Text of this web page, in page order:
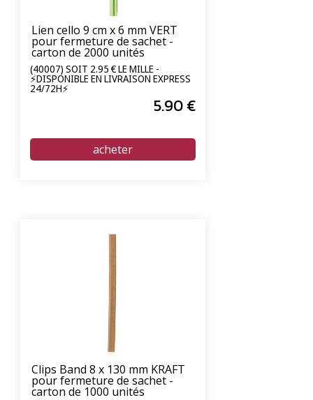
Lien cello 9 cm x 6 mm VERT
pour fermeture de sachet -
carton de 2000 unités
(40007) SOIT 2.95 € LE MILLE -
⚡DISPONIBLE EN LIVRAISON EXPRESS
24/72H⚡
5.90€
Clips Band 8 x 130 mm KRAFT
pour fermeture de sachet -
carton de 1000 unités